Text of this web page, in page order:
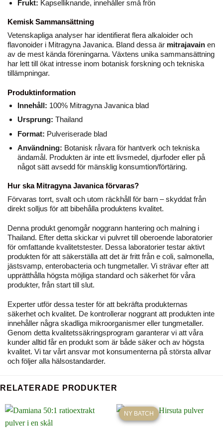
Frukt: Kapselliknande, innehåller små frön
Kemisk Sammansättning
Vetenskapliga analyser har identifierat flera alkaloider och
flavonoider i Mitragyna Javanica. Bland dessa är mitrajavain en
av de mest kända föreningarna. Växtens unika sammansättning
har lett till ökat intresse inom botanisk forskning och tekniska
tillämpningar.
Produktinformation
Innehåll: 100% Mitragyna Javanica blad
Ursprung: Thailand
Format: Pulveriserade blad
Användning: Botanisk råvara för hantverk och tekniska
ändamål. Produkten är inte ett livsmedel, djurfoder eller på
något sätt avsedd för mänsklig konsumtion/förtäring.
Hur ska Mitragyna Javanica förvaras?
Förvaras torrt, svalt och utom räckhåll för barn – skyddat från
direkt solljus för att bibehålla produktens kvalitet.
Denna produkt genomgår noggrann hantering och malning i
Thailand. Efter detta skickar vi pulvret till oberoende laboratorier
för omfattande kvalitetstester. Dessa laboratorier testar aktivt
produkten för att säkerställa att det är fritt från e coli, salmonella,
jästsvamp, enterobacteria och tungmetaller. Vi strävar efter att
upprätthålla högsta möjliga standard och säkerhet för våra
produkter, från start till slut.
Experter utför dessa tester för att bekräfta produkternas
säkerhet och kvalitet. De kontrollerar noggrant att produkten inte
innehåller några skadliga mikroorganismer eller tungmetaller.
Genom detta kvalitetssäkringsprogram garanterar vi att våra
kunder alltid får en produkt som är både säker och av högsta
kvalitet. Vi tar vårt ansvar mot konsumenterna på största allvar
och följer alla hälsostandarder.
RELATERADE PRODUKTER
NY BATCH